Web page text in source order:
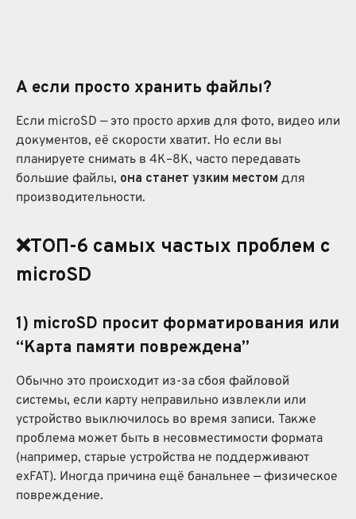
А если просто хранить файлы?
Если microSD — это просто архив для фото, видео или
документов, её скорости хватит. Но если вы
планируете снимать в 4K–8K, часто передавать
большие файлы, она станет узким местом для
производительности.
❌ТОП-6 самых частых проблем с
microSD
1) microSD просит форматирования или
“Карта памяти повреждена”
Обычно это происходит из-за сбоя файловой
системы, если карту неправильно извлекли или
устройство выключилось во время записи. Также
проблема может быть в несовместимости формата
(например, старые устройства не поддерживают
exFAT). Иногда причина ещё банальнее — физическое
повреждение.